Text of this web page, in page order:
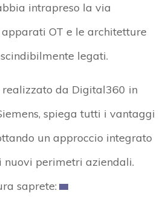
intrapreso la via
apparati OT e le architetture
legati.
da Digital360 in
spiega tutti i vantaggi
un approccio integrato
nuovi perimetri aziendali.
saprete: